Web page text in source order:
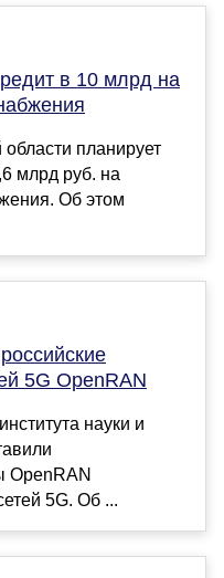
в 10 млрд на
планирует
млрд руб. на
Об этом
5G OpenRAN
науки и
OpenRAN
5G. Об ...